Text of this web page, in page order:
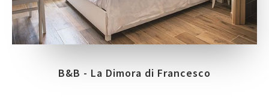
B&B - La Dimora di Francesco